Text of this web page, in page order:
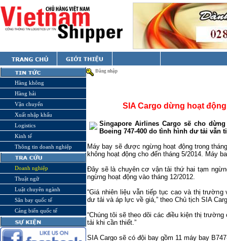
Hàng không
Hàng hải
Vận chuyển
Xuất nhập khẩu
Logistics
Kinh tế
Thông tin doanh nghiệp
Doanh nghiệp
Thuật ngữ
Luật chuyên ngành
Sân bay quốc tế
Cảng biển quốc tế
Đăng nhập
SIA Cargo dừng hoạt
Singapore Airlines Cargo sẽ cho
Boeing 747-400 do tình hình dư tải vẫn
Máy bay sẽ được ngừng hoạt động trong
không hoạt động cho đến tháng 5/2014. Máy
Đây sẽ là chuyên cơ vận tải thứ hai tạm
ngừng hoạt động vào tháng 12/2012.
“Giá nhiên liệu vẫn tiếp tục cao và thị trường
dư tải và áp lực về giá,” theo Chủ tịch SIA
“Chúng tôi sẽ theo dõi các điều kiện thị
tải khi cần thiết.”
SIA Cargo sẽ có đội bay gồm 11 máy bay